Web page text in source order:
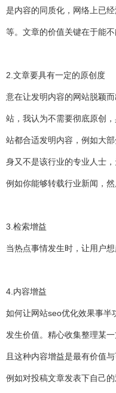
是内容的同质化，网络上已
等。文章的价值关键在于能不
2.文章要具有一定的原创度
意在让发明内容的网站脱颖
站，我认为不需要彻底原创
站都合适发明内容，例如大
身又不是该行业的专业人士，
例如你能够转载行业新闻，
3.检索增益
当热点事情发生时，让用户
4.内容增益
如何让网站seo优化效果事半
发生价值。精心收集整理某
且这种内容增益是最有价值与
例如对投稿文章发表下自己